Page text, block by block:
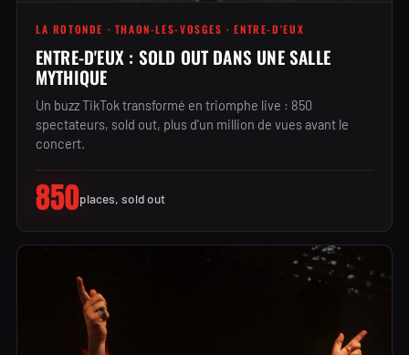
LA ROTONDE · THAON-LES-VOSGES · ENTRE-D'EUX
ENTRE-D'EUX : SOLD OUT DANS UNE SALLE
MYTHIQUE
Un buzz TikTok transformé en triomphe live : 850
spectateurs, sold out, plus d'un million de vues avant le
concert.
850places, sold out